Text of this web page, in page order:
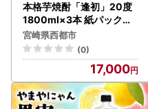
本格芋焼酎「逢初」20度
1800ml×3本 紙パック＜4
5-5a＞
宮崎県西都市
(0)
17,000